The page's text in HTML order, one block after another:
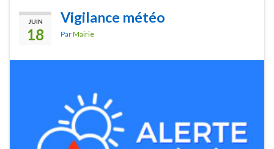
JUIN
18
Vigilance météo
ParMairie